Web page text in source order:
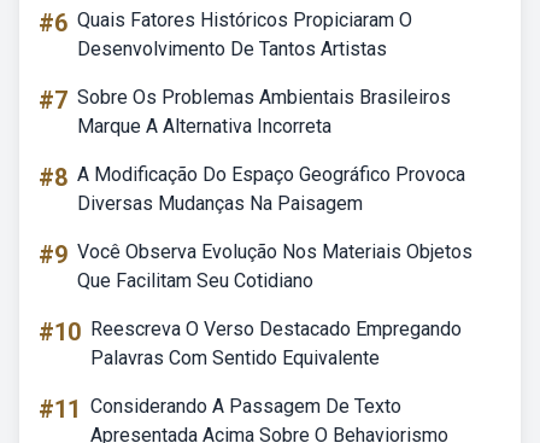
#6 Quais Fatores Históricos Propiciaram O
Desenvolvimento De Tantos Artistas
#7 Sobre Os Problemas Ambientais Brasileiros
Marque A Alternativa Incorreta
#8 A Modificação Do Espaço Geográfico Provoca
Diversas Mudanças Na Paisagem
#9 Você Observa Evolução Nos Materiais Objetos
Que Facilitam Seu Cotidiano
#10 Reescreva O Verso Destacado Empregando
Palavras Com Sentido Equivalente
#11 Considerando A Passagem De Texto
Apresentada Acima Sobre O Behaviorismo